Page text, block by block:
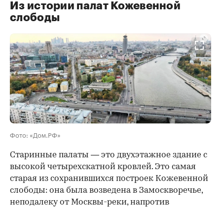
00:00 / 00:00
Из истории палат Кожевенной
слободы
Фото: «Дом.РФ»
Старинные палаты — это двухэтажное здание с
высокой четырехскатной кровлей. Это самая
старая из сохранившихся построек Кожевенной
слободы: она была возведена в Замоскворечье,
неподалеку от Москвы-реки, напротив